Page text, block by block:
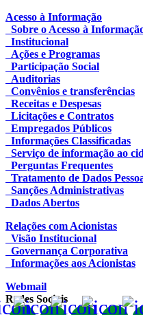
Acesso à Informação
Sobre o Acesso à
Institucional
Ações e Programas
Participação Social
Auditorias
Convênios e transferências
Receitas e Despesas
Licitações e Contratos
Empregados Públicos
Informações Classificadas
Serviço de informação ao
Perguntas Frequentes
Tratamento de Dados
Sanções Administrativas
Dados Abertos
Relações com Acionistas
Visão Institucional
Governança Corporativa
Informações aos Acionistas
Webmail
Redes Sociais